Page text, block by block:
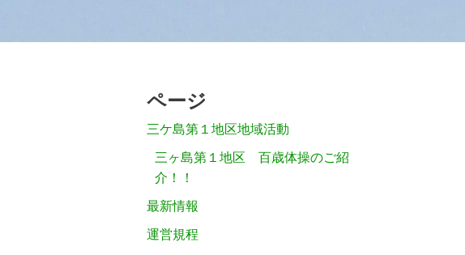
ページ
三ケ島第１地区地域活動
三ヶ島第１地区 百歳体操のご紹
介！！
最新情報
運営規程